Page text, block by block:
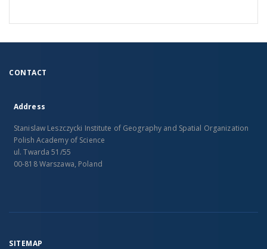
CONTACT
Address
Stanislaw Leszczycki Institute of Geography and Spatial Organization
Polish Academy of Science
ul. Twarda 51/55
00-818 Warszawa, Poland
SITEMAP